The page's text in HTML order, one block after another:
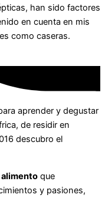
han sido factores
en cuenta en mis
como caseras.
aprender y degustar
de residir en
descubro el
que
y pasiones,